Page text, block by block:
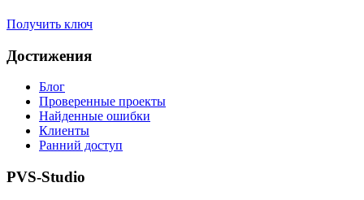
Получить ключ
Достижения
Блог
Проверенные проекты
Найденные ошибки
Клиенты
Ранний доступ
PVS-Studio